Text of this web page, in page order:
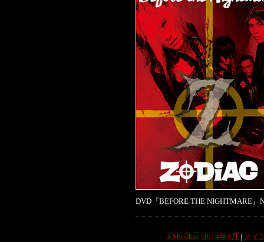
DVD『BEFORE THE NIGHTMARE』
« Shocker: 2014年3月 | メイ